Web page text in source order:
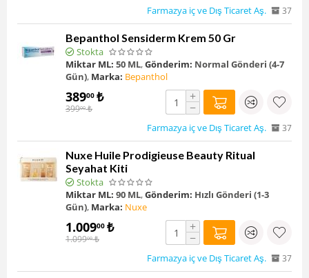
Farmazya iç ve Dış Ticaret Aş. 37
Bepanthol Sensiderm Krem 50 Gr
Stokta
Miktar ML: 50 ML,Gönderim: Normal Gönderi (4-7
Gün), Marka: Bepanthol
38900 ₺
39900 ₺
+
−
Farmazya iç ve Dış Ticaret Aş. 37
Nuxe Huile Prodigieuse Beauty Ritual
Seyahat Kiti
Stokta
Miktar ML: 90 ML,Gönderim: Hızlı Gönderi (1-3
Gün), Marka: Nuxe
1.00900 ₺
1.09900 ₺
+
−
Farmazya iç ve Dış Ticaret Aş. 37